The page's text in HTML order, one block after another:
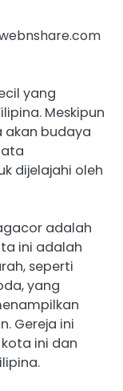
yang
Meskipun
akan budaya
dijelajahi oleh
adalah
ini adalah
seperti
yang
Gereja ini
ini dan